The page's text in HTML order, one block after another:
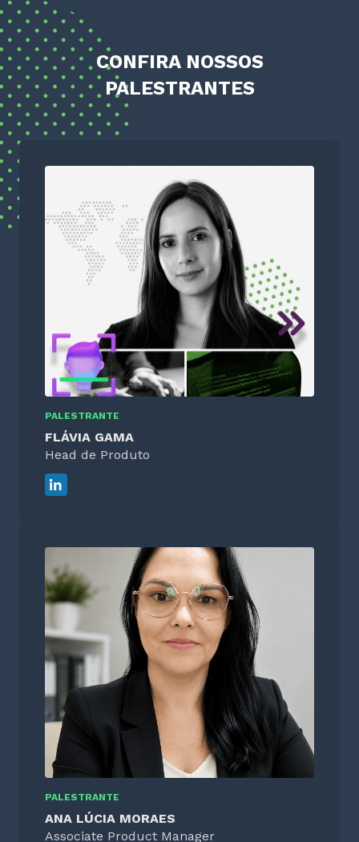
CONFIRA NOSSOS
PALESTRANTES
PALESTRANTE
FLÁVIA GAMA
Head de Produto
PALESTRANTE
ANA LÚCIA MORAES
Associate Product Manager